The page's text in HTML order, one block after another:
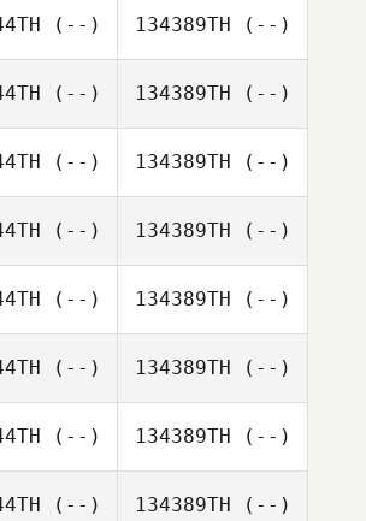
(--) 134389TH (--)
(--) 134389TH (--)
(--) 134389TH (--)
(--) 134389TH (--)
(--) 134389TH (--)
(--) 134389TH (--)
(--) 134389TH (--)
(--) 134389TH (--)